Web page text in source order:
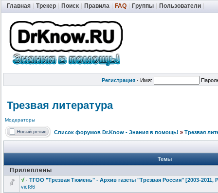
Главная Трекер Поиск Правила FAQ Группы Пользователи
Регистрация · Имя:
Трезвая литература
Модераторы
Список форумов Dr.Know - Знания в помощь! » Трезвая
Темы
Прилеплены
√ · ТГОО "Трезвая Тюмень" - Архив газеты "Трезвая Россия" [2003-2011,
vict86